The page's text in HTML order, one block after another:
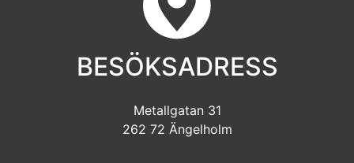
BESÖKSADRESS
Metallgatan 31
262 72 Ängelholm